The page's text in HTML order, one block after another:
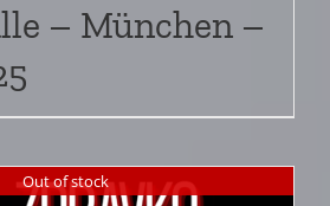
– München –
Out of stock